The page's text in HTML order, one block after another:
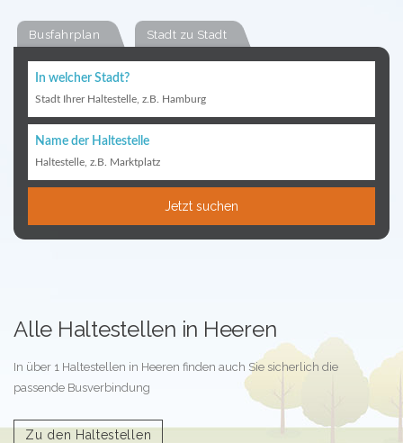
Busfahrplan Stadt zu Stadt
In welcher Stadt?
Stadt Ihrer Haltestelle, z.B. Hamburg
Name der Haltestelle
Haltestelle, z.B. Marktplatz
Jetzt suchen
Alle Haltestellen in Heeren
In über 1 Haltestellen in Heeren finden auch Sie sicherlich die
passende Busverbindung
Zu den Haltestellen